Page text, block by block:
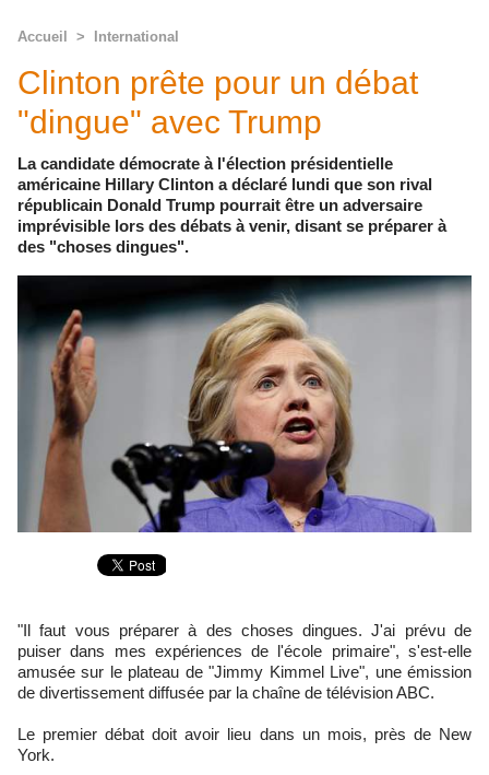
Accueil > International
Clinton prête pour un débat
"dingue" avec Trump
La candidate démocrate à l'élection présidentielle
américaine Hillary Clinton a déclaré lundi que son rival
républicain Donald Trump pourrait être un adversaire
imprévisible lors des débats à venir, disant se préparer à
des "choses dingues".
"Il faut vous préparer à des choses dingues. J'ai prévu de
puiser dans mes expériences de l'école primaire", s'est-elle
amusée sur le plateau de "Jimmy Kimmel Live", une émission
de divertissement diffusée par la chaîne de télévision ABC.
Le premier débat doit avoir lieu dans un mois, près de New
York.